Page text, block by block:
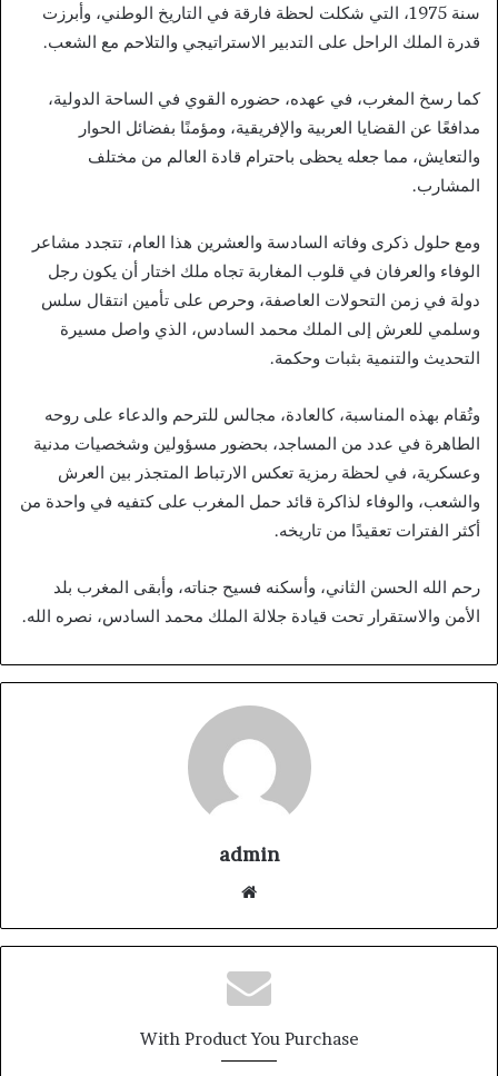
سنة 1975، التي شكلت لحظة فارقة في التاريخ الوطني، وأبرزت
قدرة الملك الراحل على التدبير الاستراتيجي والتلاحم مع الشعب.
كما رسخ المغرب، في عهده، حضوره القوي في الساحة الدولية،
مدافعًا عن القضايا العربية والإفريقية، ومؤمنًا بفضائل الحوار
والتعايش، مما جعله يحظى باحترام قادة العالم من مختلف
المشارب.
ومع حلول ذكرى وفاته السادسة والعشرين هذا العام، تتجدد مشاعر
الوفاء والعرفان في قلوب المغاربة تجاه ملك اختار أن يكون رجل
دولة في زمن التحولات العاصفة، وحرص على تأمين انتقال سلس
وسلمي للعرش إلى الملك محمد السادس، الذي واصل مسيرة
التحديث والتنمية بثبات وحكمة.
وتُقام بهذه المناسبة، كالعادة، مجالس للترحم والدعاء على روحه
الطاهرة في عدد من المساجد، بحضور مسؤولين وشخصيات مدنية
وعسكرية، في لحظة رمزية تعكس الارتباط المتجذر بين العرش
والشعب، والوفاء لذاكرة قائد حمل المغرب على كتفيه في واحدة من
أكثر الفترات تعقيدًا من تاريخه.
رحم الله الحسن الثاني، وأسكنه فسيح جناته، وأبقى المغرب بلد
الأمن والاستقرار تحت قيادة جلالة الملك محمد السادس، نصره الله.
admin
With Product You Purchase